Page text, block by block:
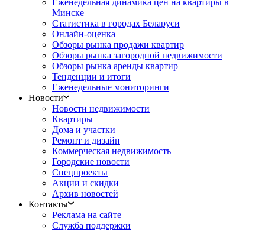
Минске
Статистика в городах Беларуси
Онлайн-оценка
Обзоры рынка продажи квартир
Обзоры рынка загородной недвижимости
Обзоры рынка аренды квартир
Тенденции и итоги
Еженедельные мониторинги
Новости
Новости недвижимости
Квартиры
Дома и участки
Ремонт и дизайн
Коммерческая недвижимость
Городские новости
Спецпроекты
Акции и скидки
Архив новостей
Контакты
Реклама на сайте
Служба поддержки